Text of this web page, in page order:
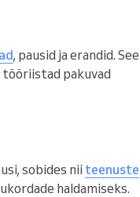
, pausid ja erandid. See
pakuvad
sobides nii teenuste
haldamiseks.